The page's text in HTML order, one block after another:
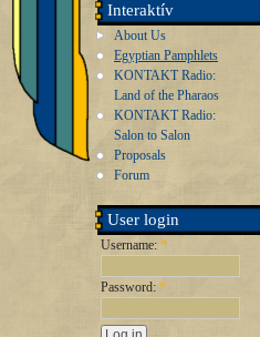
Interaktív
About Us
Egyptian Pamphlets
KONTAKT Radio:
Land of the Pharaos
KONTAKT Radio:
Salon to Salon
Proposals
Forum
User login
Username: *
Password: *